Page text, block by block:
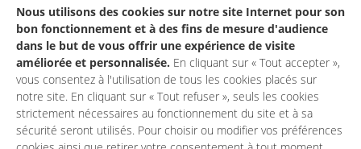
Contactez-nous
Mon compte
conforme
Mentions légales
Nous utilisons des cookies sur notre site Internet pour son
bon fonctionnement et à des fins de mesure d'audience
dans le but de vous offrir une expérience de visite
améliorée et personnalisée. En cliquant sur « Tout accepter »,
vous consentez à l'utilisation de tous les cookies placés sur
notre site. En cliquant sur « Tout refuser », seuls les cookies
strictement nécessaires au fonctionnement du site et à sa
sécurité seront utilisés. Pour choisir ou modifier vos préférences